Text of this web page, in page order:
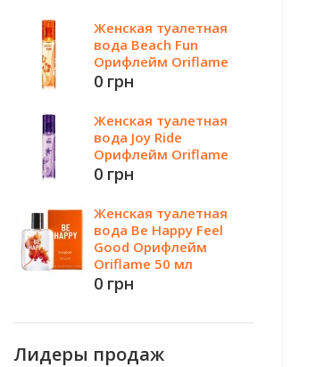
Женская туалетная
вода Beach Fun
Орифлейм Oriflame
0 грн
Женская туалетная
вода Joy Ride
Орифлейм Oriflame
0 грн
Женская туалетная
вода Be Happy Feel
Good Орифлейм
Oriflame 50 мл
0 грн
Лидеры продаж